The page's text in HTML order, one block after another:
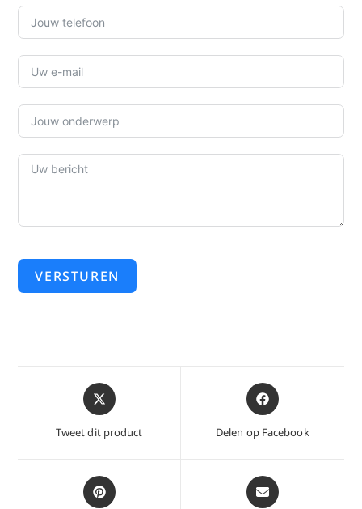
VERSTUREN
Opent
in
nieuw
Tweet dit product
Opent
in
nieuw
Delen op Facebook
Opent
in
Opent
in